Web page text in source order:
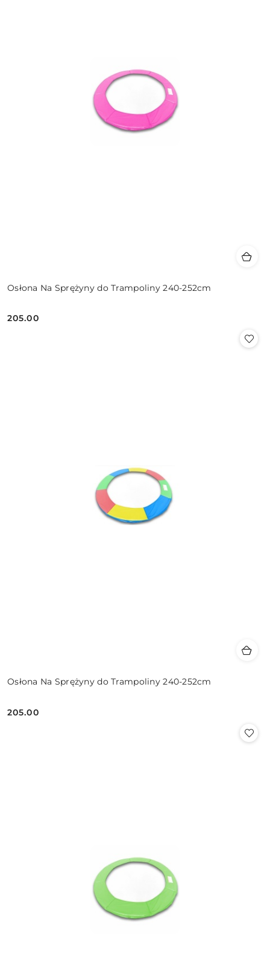
Osłona Na Sprężyny do Trampoliny 240-252cm
Cena:
205.00
Osłona Na Sprężyny do Trampoliny 240-252cm
Cena:
205.00